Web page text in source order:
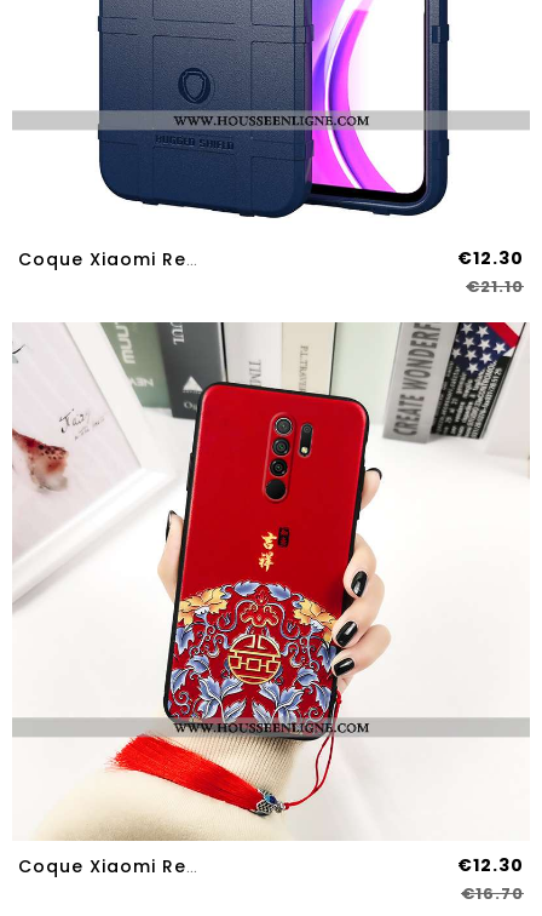
Coque Xiaomi Redmi 9 Fluide Doux Silicone Téléphone Portable Protection Créatif Tendance Tout Compri €12.30
€21.10
Coque Xiaomi Redmi 9 Délavé En Daim Personnalité Rouge Créatif Incassable Silicone Imprimé €12.30
€16.70